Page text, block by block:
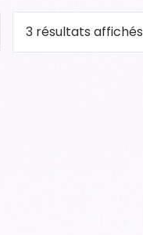
3 résultats affichés